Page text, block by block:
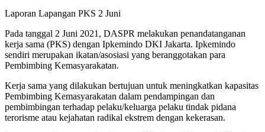
Laporan Lapangan PKS 2 Juni
Pada tanggal 2 Juni 2021, DASPR melakukan penandatanganan
kerja sama (PKS) dengan Ipkemindo DKI Jakarta. Ipkemindo
sendiri merupakan ikatan/asosiasi yang beranggotakan para
Pembimbing Kemasyarakatan.
Kerja sama yang dilakukan bertujuan untuk meningkatkan kapasitas
Pembimbing Kemasyarakatan dalam pendampingan dan
pembimbingan terhadap pelaku/keluarga pelaku tindak pidana
terorisme atau kejahatan radikal ekstrem dengan kekerasan.